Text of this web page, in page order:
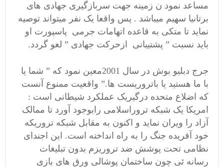
مساعد نمود ن زمینه جهت سربازگیری جهادی های
برتانیا سهیم میباشد . پس واقعا یک نفر میتواند توصیه
نماید تا متکی به قاعده اتهامات جرمی پاسپورت او
باید نسبت ” پشتیبانی ازحرکت جهادی ” لغو گردد.
جرج دبلیو بوش در سال 2001معین نمود که ” شما یا
با ما هستید یا باتروریست ها.” واقعیت ممنوع آنست
که اضلاع متحده درگیریک عملکرد شیطانی است :
امریکا یک شبکه تروراسلامی رابوجود آورد تا ممالک
آزاد را ویران نماید و اکنون به مقابل شبکه تروریکه
خود آفریده جنگ را به راه انداخته است. این اجندای
نظامی تحت پوشش ضد تروریزم بدون تبلیغات
رسانه ئی چون ساختمان پوشالی ورق های بازی